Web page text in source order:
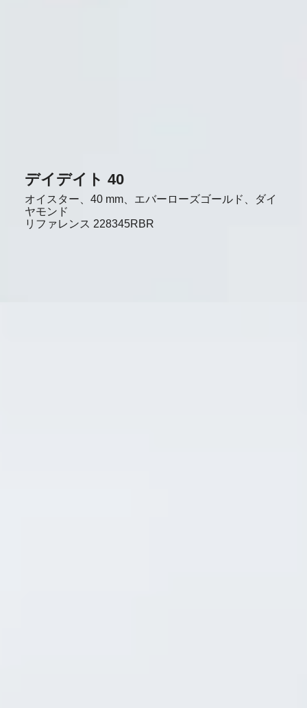
デイデイト 40
オイスター、40 mm、エバーローズゴールド、ダイ
ヤモンド
リファレンス 228345RBR